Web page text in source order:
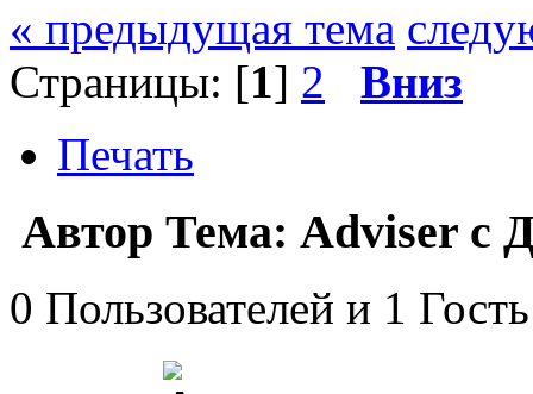
« предыдущая тема
Страницы: [1] 2
Вниз
Печать
Автор Тема: Adviser с
0 Пользователей и 1